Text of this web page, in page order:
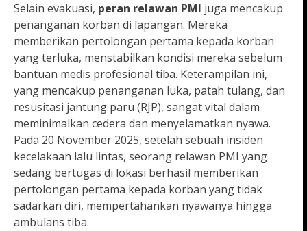
Selain evakuasi, peran relawan PMI juga mencakup
penanganan korban di lapangan. Mereka
memberikan pertolongan pertama kepada korban
yang terluka, menstabilkan kondisi mereka sebelum
bantuan medis profesional tiba. Keterampilan ini,
yang mencakup penanganan luka, patah tulang, dan
resusitasi jantung paru (RJP), sangat vital dalam
meminimalkan cedera dan menyelamatkan nyawa.
Pada 20 November 2025, setelah sebuah insiden
kecelakaan lalu lintas, seorang relawan PMI yang
sedang bertugas di lokasi berhasil memberikan
pertolongan pertama kepada korban yang tidak
sadarkan diri, mempertahankan nyawanya hingga
ambulans tiba.